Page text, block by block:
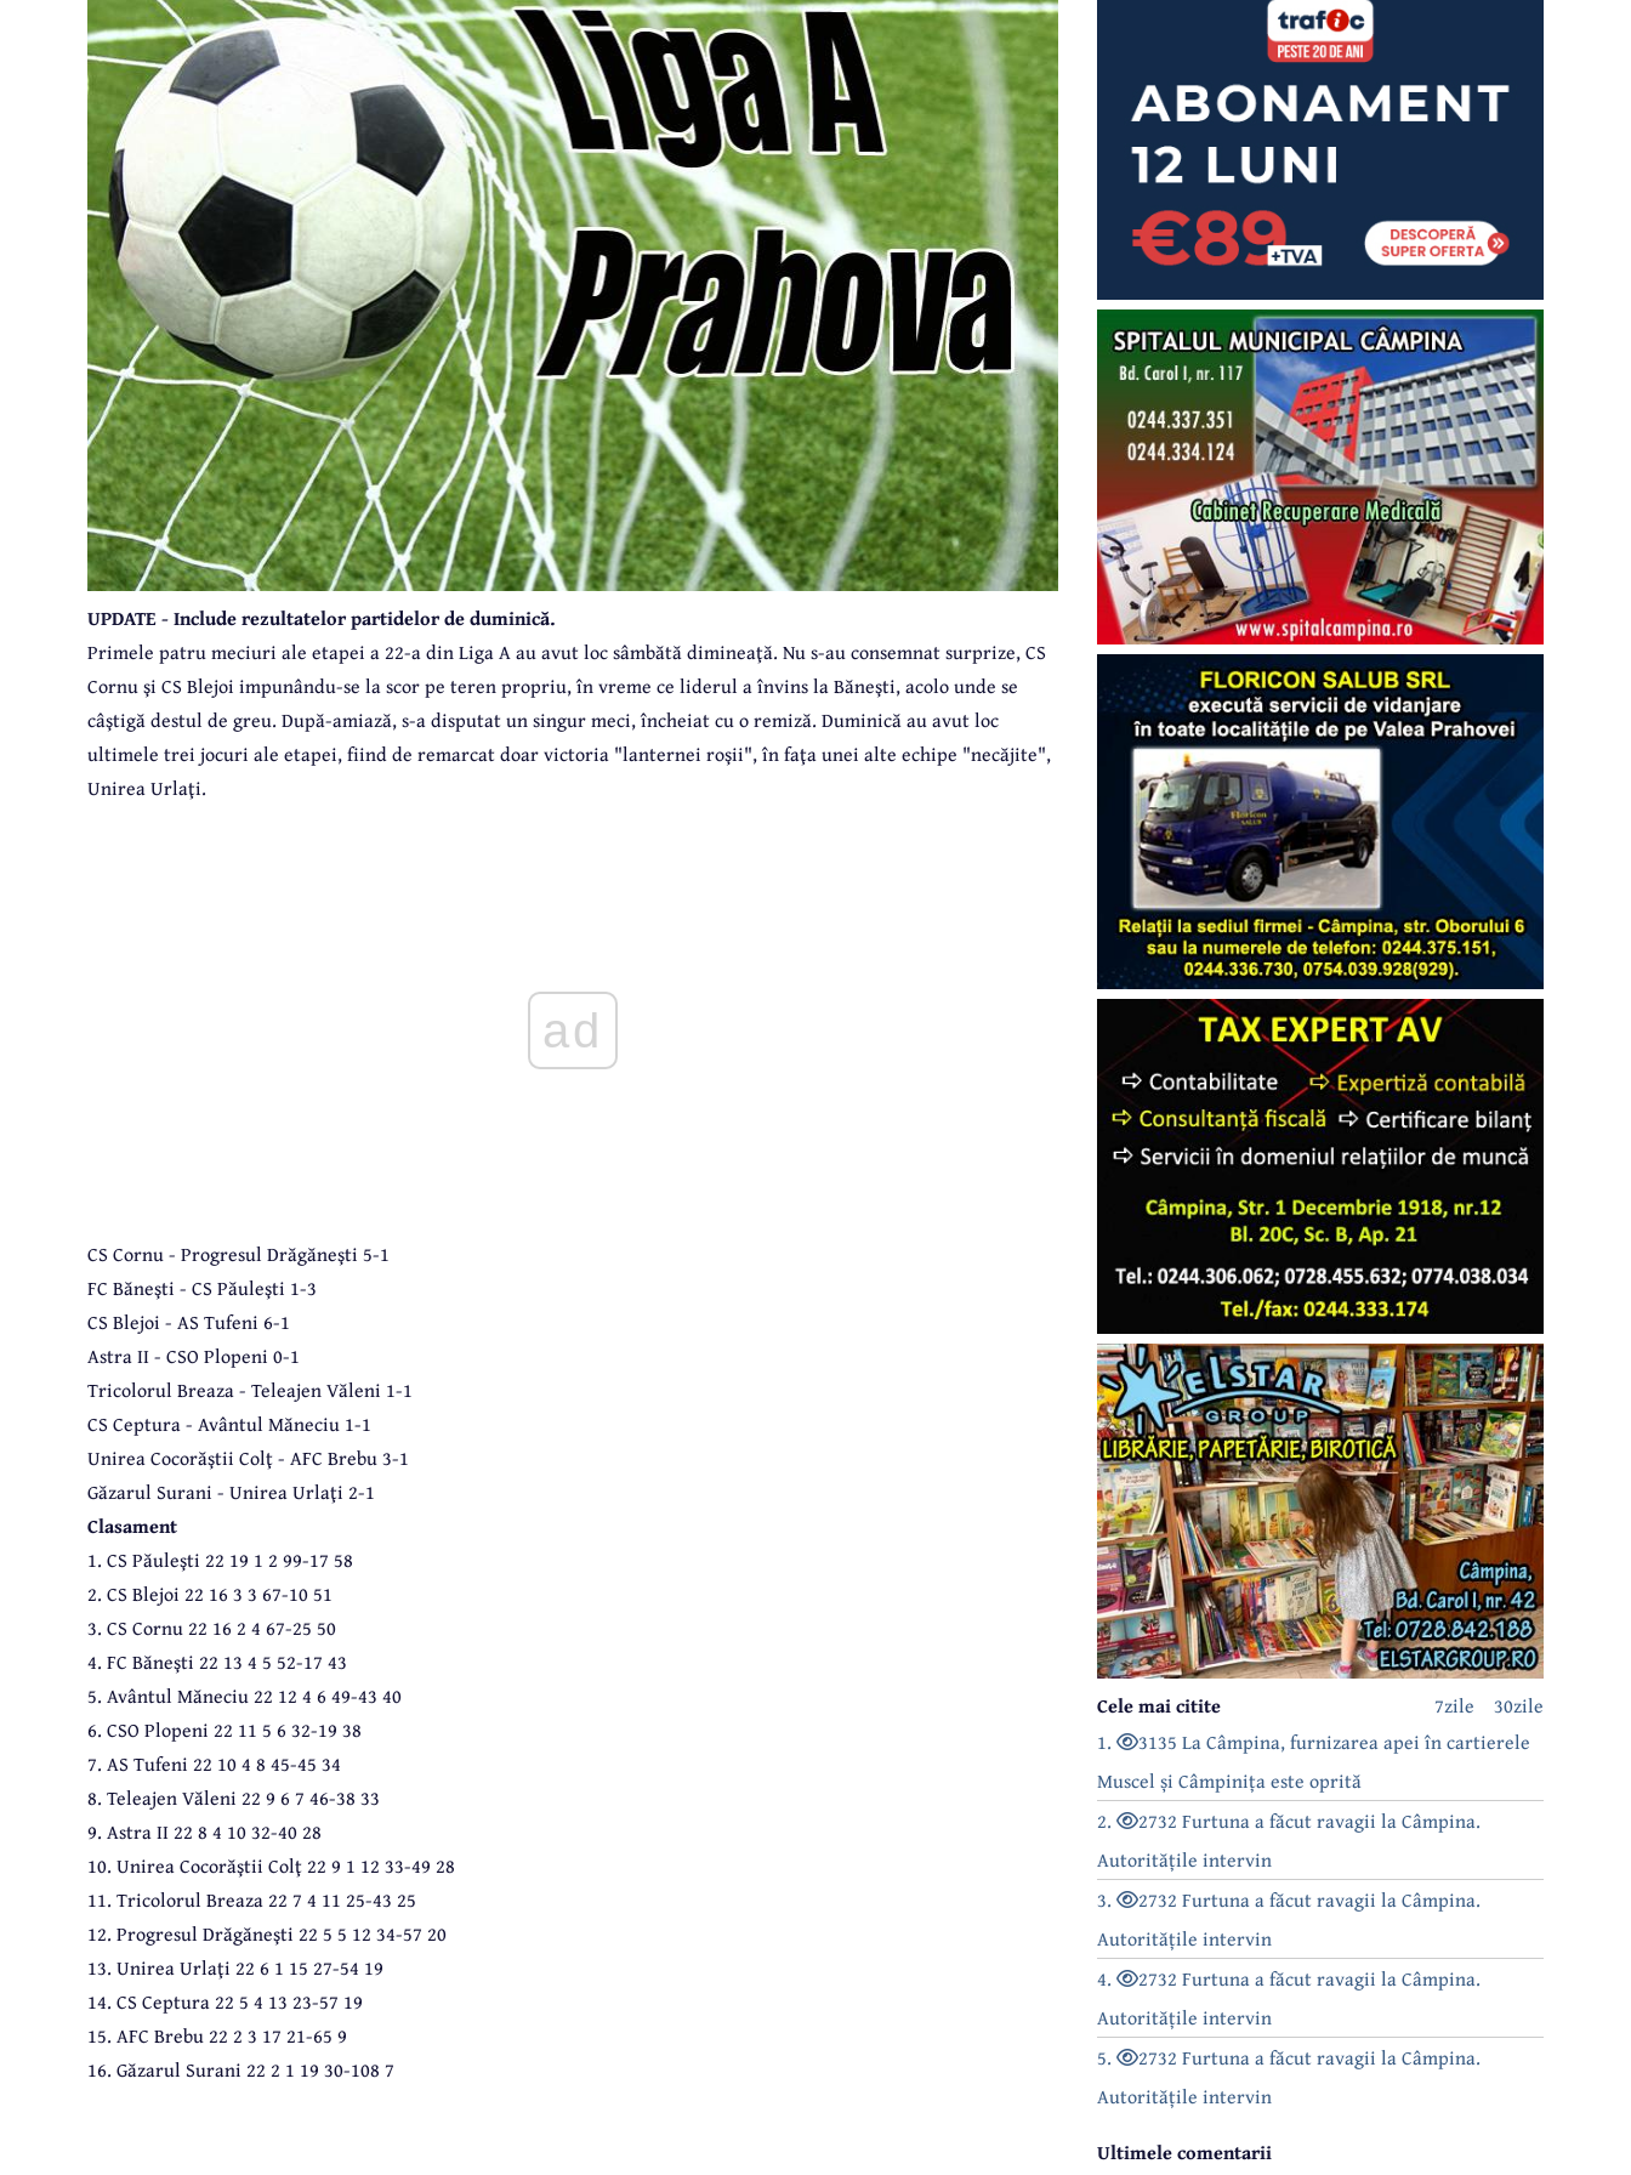
UPDATE - Include rezultatelor partidelor de duminică.
Primele patru meciuri ale etapei a 22-a din Liga A au avut loc sâmbătă dimineaţă. Nu s-au consemnat surprize, CS
Cornu şi CS Blejoi impunându-se la scor pe teren propriu, în vreme ce liderul a învins la Băneşti, acolo unde se
câştigă destul de greu. După-amiază, s-a disputat un singur meci, încheiat cu o remiză. Duminică au avut loc
ultimele trei jocuri ale etapei, fiind de remarcat doar victoria "lanternei roşii", în faţa unei alte echipe "necăjite",
Unirea Urlaţi.
ad
CS Cornu - Progresul Drăgăneşti 5-1
FC Băneşti - CS Păuleşti 1-3
CS Blejoi - AS Tufeni 6-1
Astra II - CSO Plopeni 0-1
Tricolorul Breaza - Teleajen Văleni 1-1
CS Ceptura - Avântul Măneciu 1-1
Unirea Cocorăştii Colţ - AFC Brebu 3-1
Găzarul Surani - Unirea Urlaţi 2-1
Clasament
1. CS Păuleşti 22 19 1 2 99-17 58
2. CS Blejoi 22 16 3 3 67-10 51
3. CS Cornu 22 16 2 4 67-25 50
4. FC Băneşti 22 13 4 5 52-17 43
5. Avântul Măneciu 22 12 4 6 49-43 40
6. CSO Plopeni 22 11 5 6 32-19 38
7. AS Tufeni 22 10 4 8 45-45 34
8. Teleajen Văleni 22 9 6 7 46-38 33
9. Astra II 22 8 4 10 32-40 28
10. Unirea Cocorăştii Colţ 22 9 1 12 33-49 28
11. Tricolorul Breaza 22 7 4 11 25-43 25
12. Progresul Drăgăneşti 22 5 5 12 34-57 20
13. Unirea Urlaţi 22 6 1 15 27-54 19
14. CS Ceptura 22 5 4 13 23-57 19
15. AFC Brebu 22 2 3 17 21-65 9
16. Găzarul Surani 22 2 1 19 30-108 7
30zile
7zile
Cele mai citite
1.
3135 La Câmpina, furnizarea apei în cartierele
Muscel și Câmpinița este oprită
2.
2732 Furtuna a făcut ravagii la Câmpina.
Autoritățile intervin
3.
2732 Furtuna a făcut ravagii la Câmpina.
Autoritățile intervin
4.
2732 Furtuna a făcut ravagii la Câmpina.
Autoritățile intervin
5.
2732 Furtuna a făcut ravagii la Câmpina.
Autoritățile intervin
Ultimele comentarii